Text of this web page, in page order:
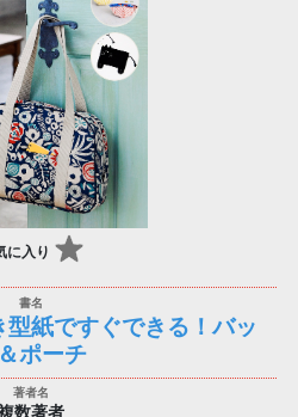
に入り
紙ですぐできる！バッ
ポーチ
数著者